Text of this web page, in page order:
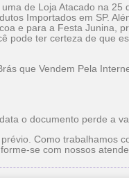
de Loja Atacado na
Importados em SP.
e para a Festa Junina,
pode ter certeza de que
que Vendem Pela
o documento perde a
Como trabalhamos
se com nossos